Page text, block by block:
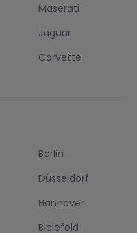
Maserati
Jaguar
Corvette
Berlin
Düsseldorf
Hannover
Bielefeld